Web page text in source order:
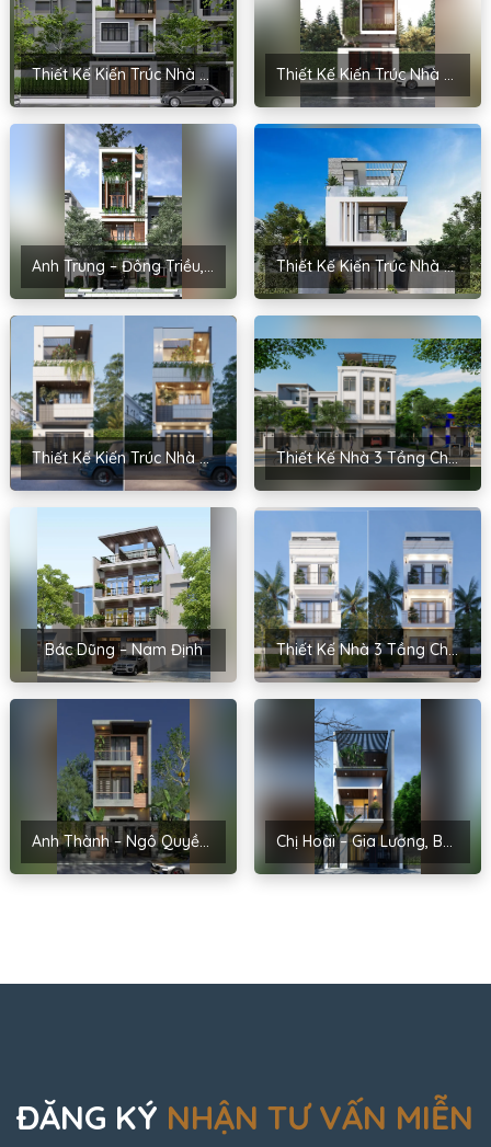
Thiết Kế Kiến Trúc Nhà Phố 3 Tầng Anh Hiếu – Hà Nam
Thiết Kế Kiến Trúc Nhà 3 Tầng Cho Anh Quân – Ninh Giang, Hải Dương
Thiết Kế Kiến Trúc Nhà 3 Tầng Cho Anh Tuấn – Phú Thọ Thiết Kế Nhà 3 Tầng Cho Anh Dũng – Thái Bình
Bác Dũng – Nam Định Thiết Kế Nhà 3 Tầng Cho Anh Quảng – Long Biên
Anh Thành – Ngô Quyền, Hải Phòng
ĐĂNG KÝ NHẬN TƯ VẤN MIỄN